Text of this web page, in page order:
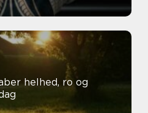
helhed, ro og